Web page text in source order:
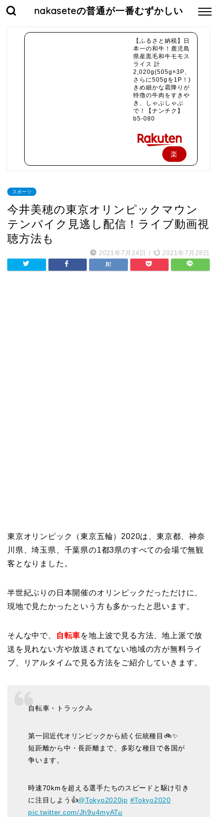
nakaseteの普通が一番むずかしい
【ふるさと納税】日
本一の和牛！鹿児島
県産黒毛和牛モモス
ライス 計
2,020g(505g×3P、
さらに505gを1P！)
きめ細かな霜降りが
特徴の牛肉をすきや
き、しゃぶしゃぶ
で！【ナンチク】
b5-080
楽
入
スポーツ
今井美穂の東京オリンピックマウン
テンバイク見逃し配信！ライブ動画視
聴方法も
2021年7月24日 / 2021年7月28日
東京オリンピック（東京五輪）2020は、東京都、神奈
川県、埼玉県、千葉県の1都3県のすべての会場で無観
客となりました。
半世紀ぶりの日本開催のオリンピックだっただけに、
現地で見たかったという方も多かったと思います。
そんな中で、 自転車を地上波で見る方法、地上派で放
送を見れない方や放送されてない地域の方が無料ライ
ブ、リアルタイムで見る方法をご紹介していきます。
自転車・トラック🚴
第一回近代オリンピックから続く伝統種目🚲✨
短距離から中・長距離まで、多彩な種目で各国が
争います。
時速70kmを超える選手たちのスピードと駆け引き
に注目しよう👍@Tokyo2020jp #Tokyo2020
pic.twitter.com/Jh9u4myATu